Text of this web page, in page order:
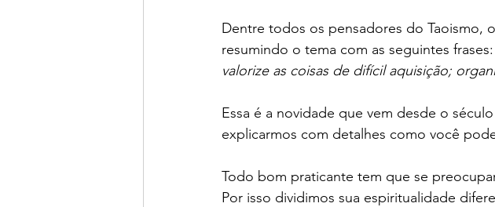
Dentre todos os pensadores do Taoismo,
resumindo o tema com as seguintes frases:
valorize as coisas de difícil aquisição;
Essa é a novidade que vem desde o
explicarmos com detalhes como você
Todo bom praticante tem que se
Por isso dividimos sua espiritualidade